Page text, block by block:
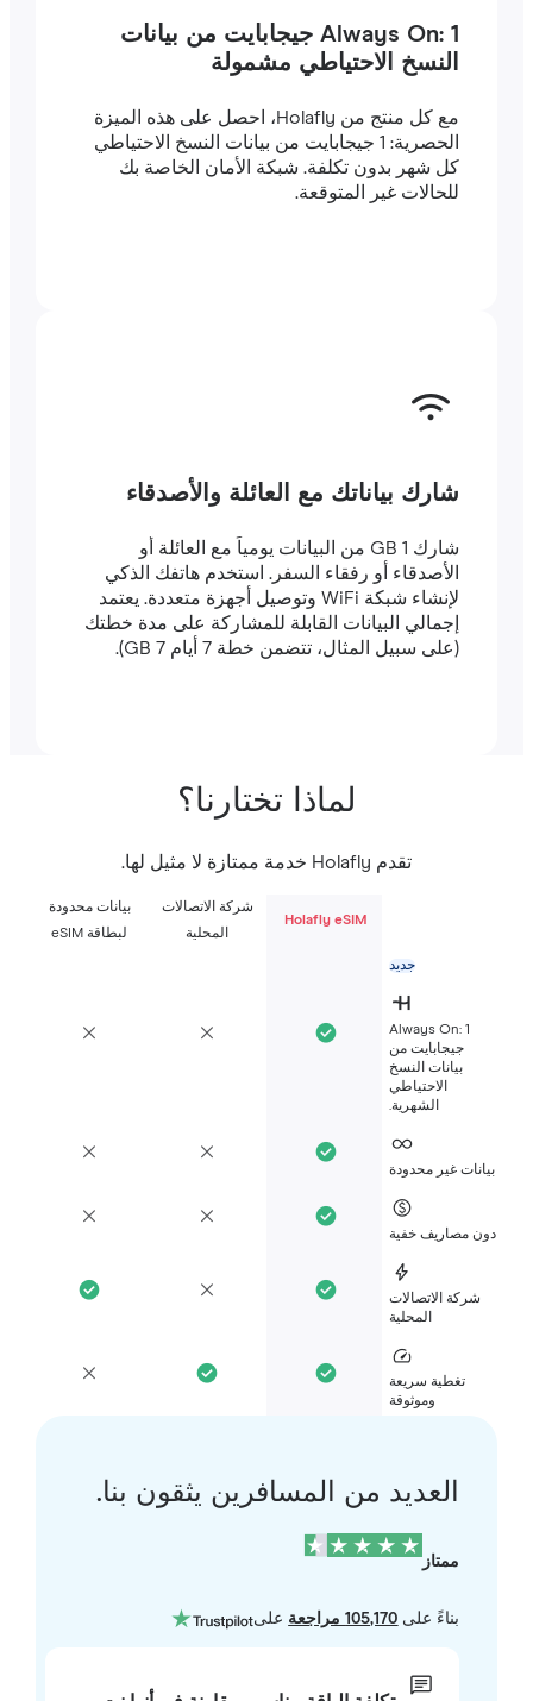
Always On: 1 جيجابايت من بيانات
النسخ الاحتياطي مشمولة
مع كل منتج من Holafly، احصل على هذه الميزة
الحصرية: 1 جيجابايت من بيانات النسخ الاحتياطي
كل شهر بدون تكلفة. شبكة الأمان الخاصة بك
للحالات غير المتوقعة.
شارك بياناتك مع العائلة والأصدقاء
شارك 1 GB من البيانات يومياً مع العائلة أو
الأصدقاء أو رفقاء السفر. استخدم هاتفك الذكي
لإنشاء شبكة WiFi وتوصيل أجهزة متعددة. يعتمد
إجمالي البيانات القابلة للمشاركة على مدة خطتك
(على سبيل المثال، تتضمن خطة 7 أيام 7 GB).
لماذا تختارنا؟
Holafly eSIM
شركة الاتصالات
بيانات محدودة
Always On: 1
جيجابايت من
بيانات النسخ
الاحتياطي
غير محدودة
مصاريف خفية
شركة الاتصالات
تغطية سريعة
العديد من المسافرين يثقون بنا.
بناءً على105,170 مراجعة على